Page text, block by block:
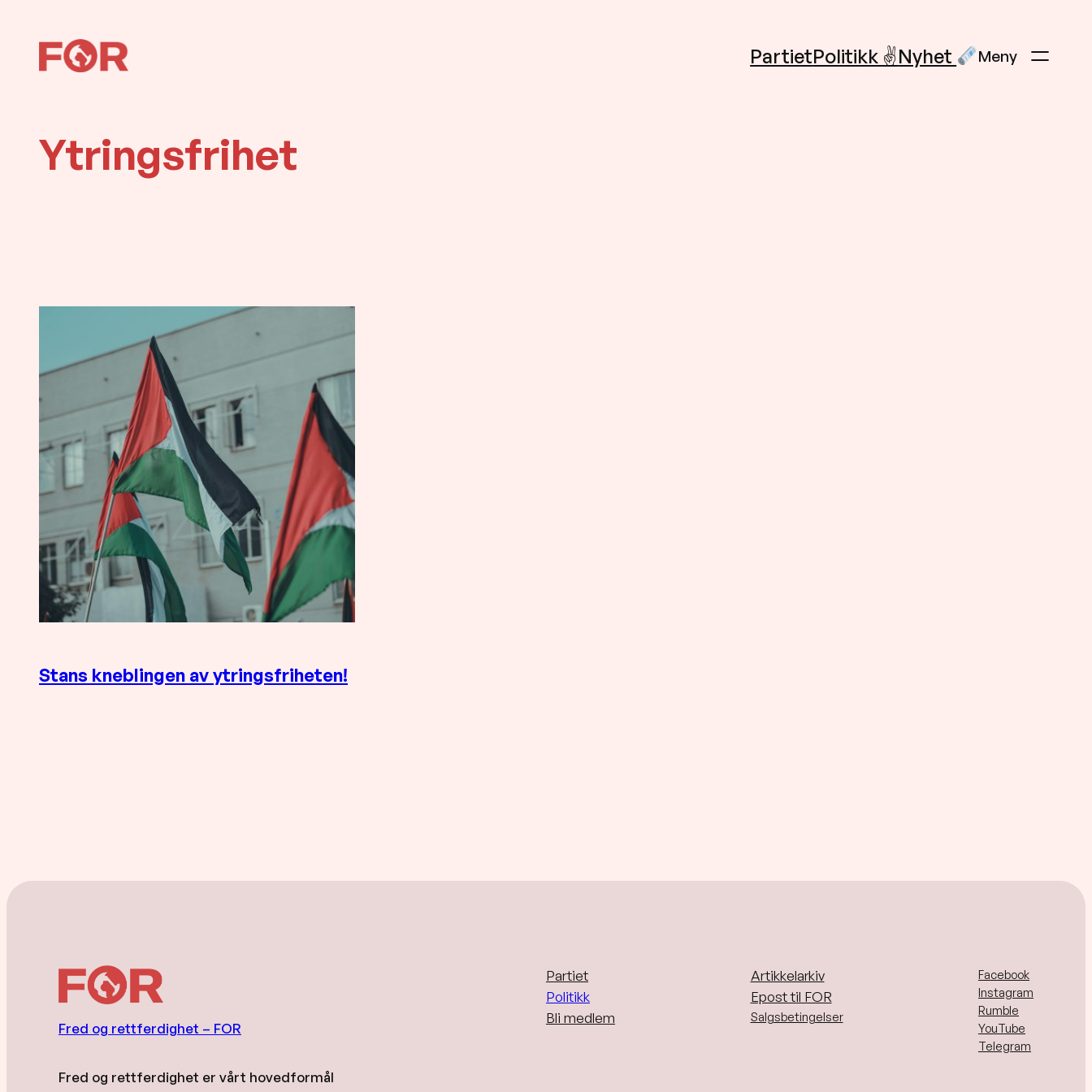
innhold
PartietPolitikk ✌️Nyhet
Ytringsfrihet
Stans kneblingen av ytringsfriheten!
Fred og rettferdighet – FOR
Fred og rettferdighet er vårt hovedformål
Partiet
Politikk
Bli medlem
Artikkelarkiv
Epost til FOR
Salgsbetingelser
Facebook
Instagram
Rumble
YouTube
Telegram